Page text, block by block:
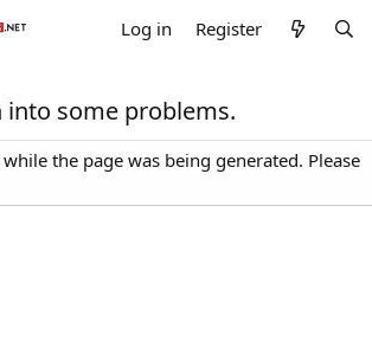
Log in Register
into some problems.
the page was being generated. Please